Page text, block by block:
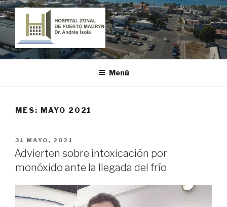
Ir
al
contenido
HOSPITAL ZONAL DE PUERTO
"Dr. Andrés Ísola"
Menú
MES: MAYO 2021
PUBLICADO
EL
31 MAYO, 2021
Advierten sobre intoxicación por
monóxido ante la llegada del frío